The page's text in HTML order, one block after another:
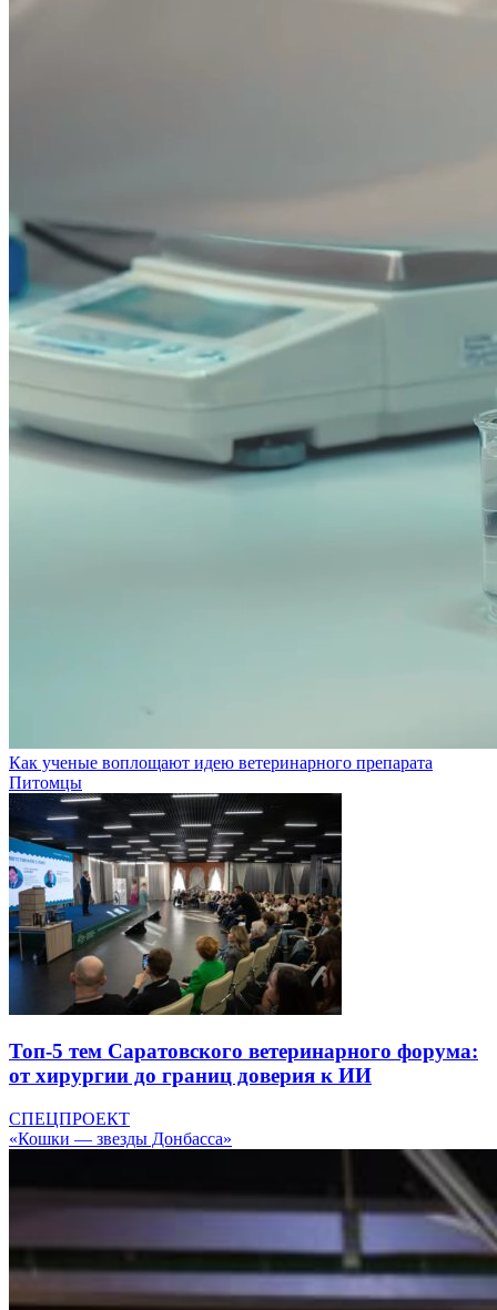
Как ученые воплощают идею ветеринарного препарата
Питомцы
Топ-5 тем Саратовского ветеринарного форума:
от хирургии до границ доверия к ИИ
СПЕЦПРОЕКТ
«Кошки — звезды Донбасса»